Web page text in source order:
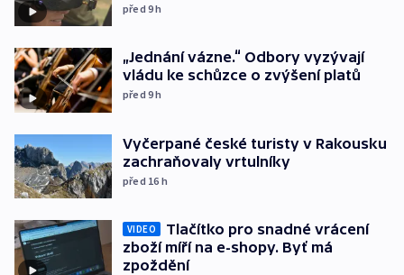
před 9h
„Jednání vázne.“ Odbory vyzývají
vládu ke schůzce o zvýšení platů
před 9h
Vyčerpané české turisty v Rakousku
zachraňovaly vrtulníky
před 16 h
VIDEO
Tlačítko pro snadné vrácení
zboží míří na e-shopy. Byť má
zpoždění